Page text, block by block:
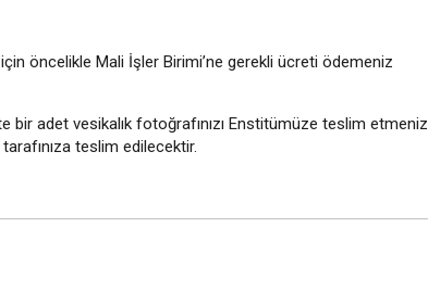
öncelikle Mali İşler Birimi’ne gerekli ücreti ödemeniz
adet vesikalık fotoğrafınızı Enstitümüze teslim etmeniz
teslim edilecektir.